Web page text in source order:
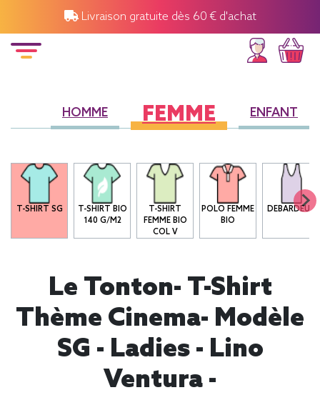
Livraison gratuite dès 60 € d'achat
HOMME FEMME ENFANT
T-SHIRT SG
T-SHIRT BIO
140 G/M2
T-SHIRT
FEMME BIO
COL V
POLO FEMME
BIO
DEBARDEUR
Le Tonton- T-Shirt
Thème Cinema- Modèle
SG - Ladies - Lino
Ventura -